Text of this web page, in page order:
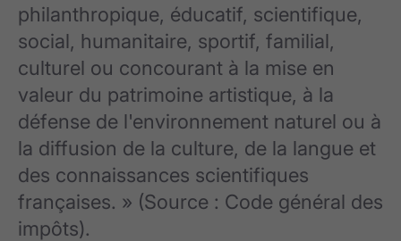
philanthropique, éducatif, scientifique,
social, humanitaire, sportif, familial,
culturel ou concourant à la mise en
valeur du patrimoine artistique, à la
défense de l'environnement naturel ou à
la diffusion de la culture, de la langue et
des connaissances scientifiques
françaises. » (Source : Code général des
impôts).